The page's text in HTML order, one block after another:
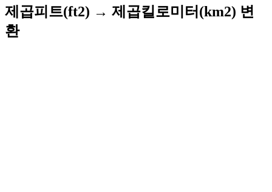
제곱피트(ft2) → 제곱킬로미터(km2) 변
환